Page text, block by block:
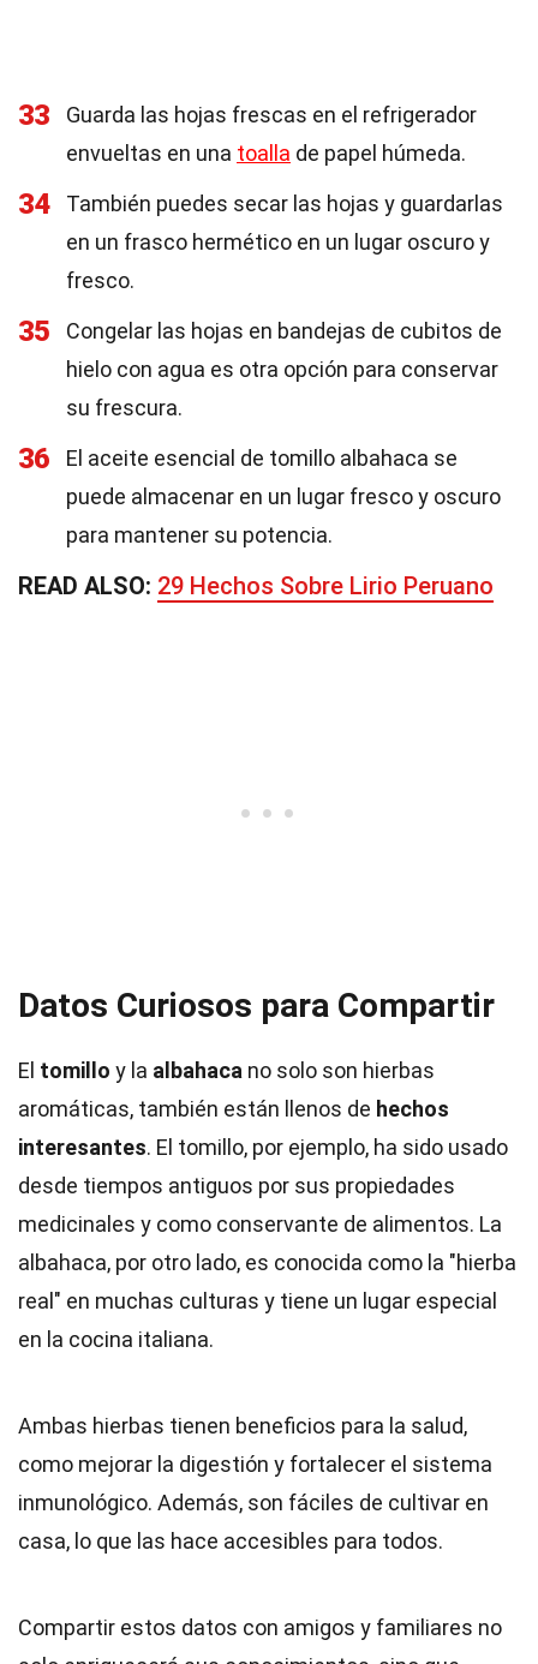
33
Guarda las hojas frescas en el refrigerador
envueltas en una toalla de papel húmeda.
34
También puedes secar las hojas y guardarlas
en un frasco hermético en un lugar oscuro y
fresco.
35
Congelar las hojas en bandejas de cubitos de
hielo con agua es otra opción para conservar
su frescura.
36
El aceite esencial de tomillo albahaca se
puede almacenar en un lugar fresco y oscuro
para mantener su potencia.
READ ALSO: 29 Hechos Sobre Lirio Peruano
Datos Curiosos para Compartir
El tomillo y la albahaca no solo son hierbas
aromáticas, también están llenos de hechos
interesantes. El tomillo, por ejemplo, ha sido usado
desde tiempos antiguos por sus propiedades
medicinales y como conservante de alimentos. La
albahaca, por otro lado, es conocida como la "hierba
real" en muchas culturas y tiene un lugar especial
en la cocina italiana.
Ambas hierbas tienen beneficios para la salud,
como mejorar la digestión y fortalecer el sistema
inmunológico. Además, son fáciles de cultivar en
casa, lo que las hace accesibles para todos.
Compartir estos datos con amigos y familiares no